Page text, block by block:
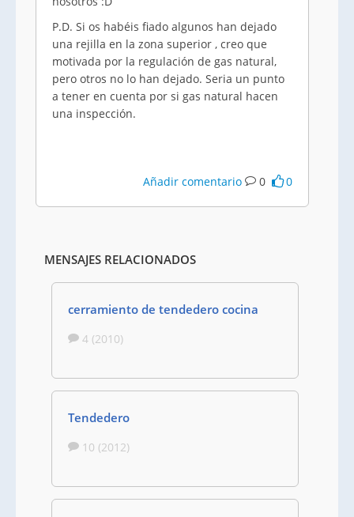
P.D. Si os habéis fiado algunos han dejado
una rejilla en la zona superior , creo que
motivada por la regulación de gas natural,
pero otros no lo han dejado. Seria un punto
a tener en cuenta por si gas natural hacen
una inspección.
Añadir comentario 0 0
MENSAJES RELACIONADOS
cerramiento de tendedero cocina
4 (2010)
Tendedero
10 (2012)